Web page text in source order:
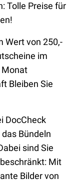
Tolle Preise für
Wert von 250,-
im
Monat
Bleiben Sie
DocCheck
Bündeln
sind Sie
Mit
Bilder von